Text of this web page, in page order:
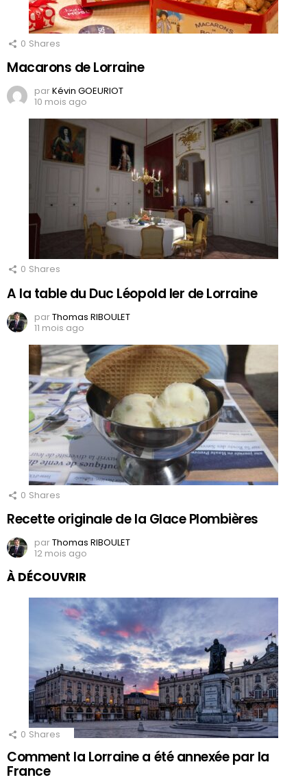
0 Shares
Macarons de Lorraine
parKévin GOEURIOT
10 mois ago
0 Shares
A la table du Duc Léopold Ier de Lorraine
parThomas RIBOULET
11 mois ago
0 Shares
Recette originale de la Glace Plombières
parThomas RIBOULET
12 mois ago
À DÉCOUVRIR
0 Shares
Comment la Lorraine a été annexée par la
France